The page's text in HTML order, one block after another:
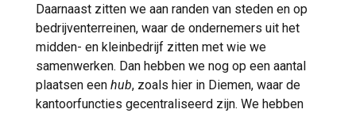
Daarnaast zitten we aan randen van steden en op
bedrijventerreinen, waar de ondernemers uit het
midden- en kleinbedrijf zitten met wie we
samenwerken. Dan hebben we nog op een aantal
plaatsen een hub, zoals hier in Diemen, waar de
kantoorfuncties gecentraliseerd zijn. We hebben